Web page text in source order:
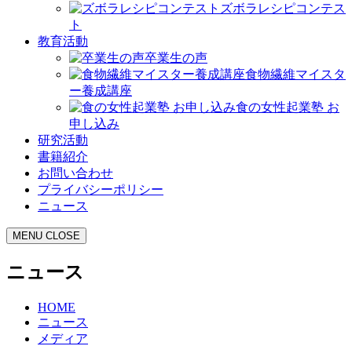
ズボラレシピコンテス
ト
教育活動
卒業生の声
食物繊維マイスタ
ー養成講座
食の女性起業塾 お
申し込み
研究活動
書籍紹介
お問い合わせ
プライバシーポリシー
ニュース
MENU CLOSE
ニュース
HOME
ニュース
メディア